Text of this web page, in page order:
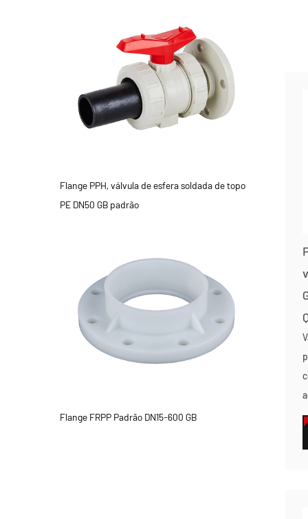
Flange PPH, válvula de esfera soldada de topo
PE DN50 GB padrão
Flange FRPP Padrão DN15-600 GB